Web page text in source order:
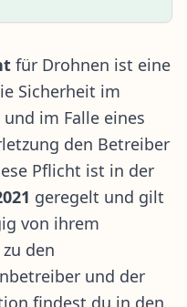
für Drohnen ist eine
Sicherheit im
im Falle eines
den Betreiber
Pflicht ist in der
geregelt und gilt
von ihrem
den
und der
findest du in den